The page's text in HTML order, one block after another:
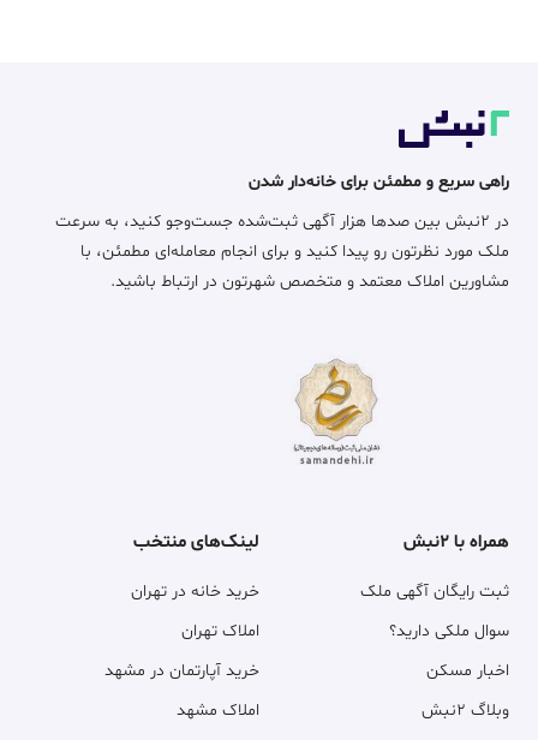
راهی سریع و مطمئن برای خانه‌دار شدن
در ۲نبش بین صدها هزار آگهی ثبت‌شده جست‌وجو کنید، به سرعت
ملک مورد نظرتون رو پیدا کنید و برای انجام معامله‌ای مطمئن، با
مشاورین املاک معتمد و متخصص شهرتون در ارتباط باشید.
همراه با ۲نبش
ثبت رایگان آگهی ملک
سوال ملکی دارید؟
اخبار مسکن
وبلاگ ۲نبش
لینک‌های منتخب
خرید خانه در تهران
املاک تهران
خرید آپارتمان در مشهد
املاک مشهد